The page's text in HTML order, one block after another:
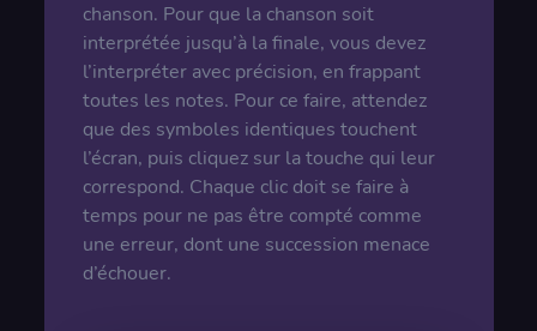
chanson. Pour que la chanson soit
interprétée jusqu’à la finale, vous devez
l’interpréter avec précision, en frappant
toutes les notes. Pour ce faire, attendez
que des symboles identiques touchent
l’écran, puis cliquez sur la touche qui leur
correspond. Chaque clic doit se faire à
temps pour ne pas être compté comme
une erreur, dont une succession menace
d’échouer.